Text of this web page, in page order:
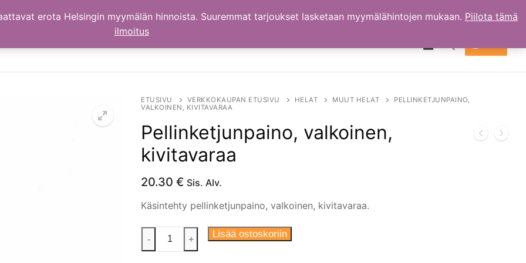
Hae:
ETUSIVU VERKKOKAUPAN ETUSIVU HELAT MUUT HELAT
PELLINKETJUNPAINO,
VALKOINEN, KIVITAVARAA
Pellinketjunpaino, valkoinen,
kivitavaraa
20.30 € Sis. Alv.
Käsintehty pellinketjunpaino, valkoinen, kivitavaraa.
Pellinketjunpaino,
valkoinen,
- + Lisää ostoskoriin
erota Helsingin myymälän hinnoista. Suuremmat tarjoukset lasketaan myymälähintojen mukaan. Piilota tämä
ilmoitus